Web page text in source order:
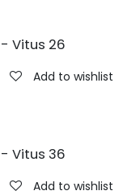
Vitus 26
Add to wishlist
Vitus 36
Add to wishlist